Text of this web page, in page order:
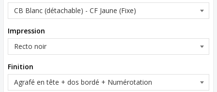
Impression
Finition